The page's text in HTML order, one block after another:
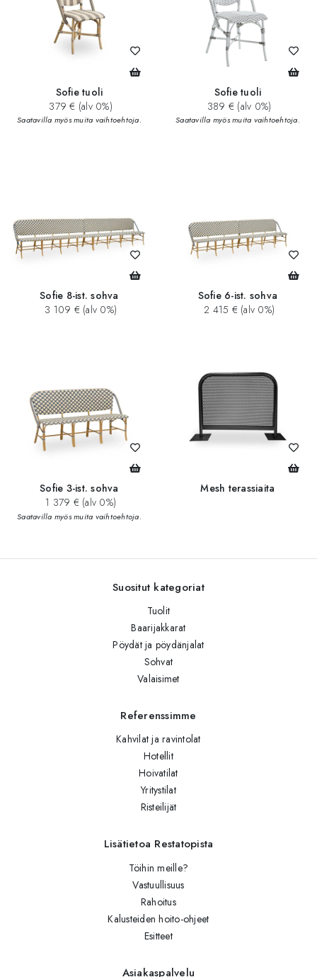
Sofie tuoli
379 € (alv 0%)
Saatavilla myös muita vaihtoehtoja.
Sofie tuoli
389 € (alv 0%)
Saatavilla myös muita vaihtoehtoja.
Sofie 8-ist. sohva
3 109 € (alv 0%)
Sofie 6-ist. sohva
2 415 € (alv 0%)
Sofie 3-ist. sohva
1 379 € (alv 0%)
Saatavilla myös muita vaihtoehtoja.
Mesh terassiaita
Suositut kategoriat
Tuolit
Baarijakkarat
Pöydät ja pöydänjalat
Sohvat
Valaisimet
Referenssimme
Kahvilat ja ravintolat
Hotellit
Hoivatilat
Yritystilat
Risteilijät
Lisätietoa Restatopista
Töihin meille?
Vastuullisuus
Rahoitus
Kalusteiden hoito-ohjeet
Esitteet
Asiakaspalvelu